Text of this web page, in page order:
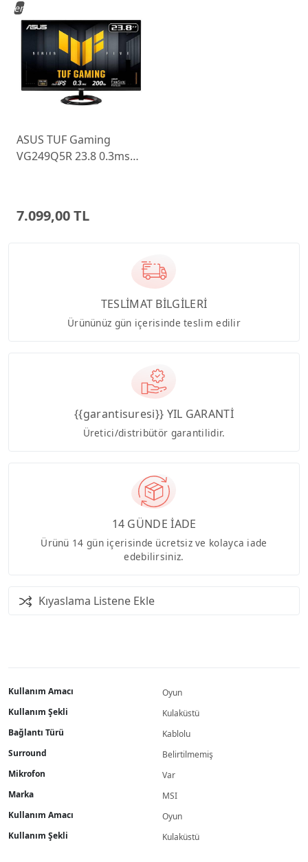
ASUS TUF Gaming
VG249Q5R 23.8 0.3ms
7.099,00 TL
Yeni
TESLİMAT BİLGİLERİ
Ürününüz gün içerisinde teslim edilir
{{garantisuresi}} YIL GARANTİ
Üretici/distribütör garantilidir.
14 GÜNDE İADE
Ürünü 14 gün içerisinde ücretsiz ve kolayca iade
edebilirsiniz.
Kıyaslama Listene Ekle
Kullanım Amacı
Oyun
Kullanım Şekli
Kulaküstü
Bağlantı Türü
Kablolu
Surround
Belirtilmemiş
Mikrofon
Var
Marka
MSI
Kullanım Amacı
Oyun
Kullanım Şekli
Kulaküstü